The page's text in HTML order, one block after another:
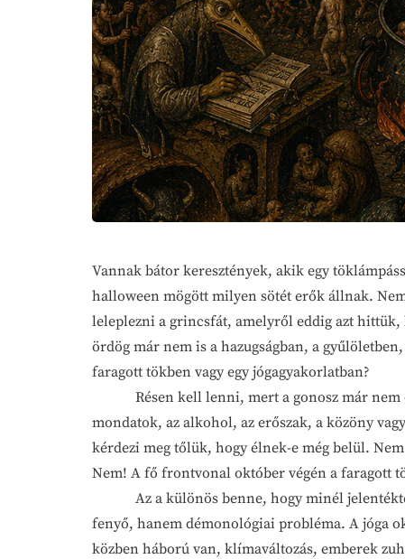
Vannak bátor keresztények, akik egy
halloween mögött milyen sötét erők állnak.
leleplezni a grincsfát, amelyről eddig azt hittük,
ördög már nem is a hazugságban, a
faragott tökben vagy egy jógagyakorlatban?
Résen kell lenni, mert a gonosz már nem
mondatok, az alkohol, az erőszak, a közöny
kérdezi meg tőlük, hogy élnek-e még belül.
Nem! A fő frontvonal október végén a faragott
Az a különös benne, hogy minél
fenyő, hanem démonológiai probléma. A jóga
közben háború van, klímaváltozás, emberek